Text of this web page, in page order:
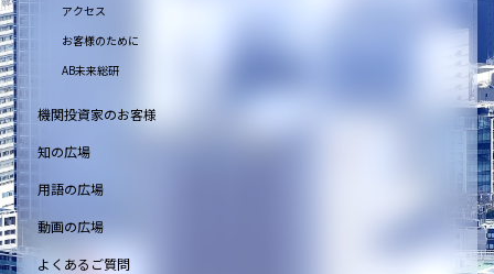
アクセス
お客様のために
AB未来総研
機関投資家のお客様
知の広場
用語の広場
動画の広場
よくあるご質問